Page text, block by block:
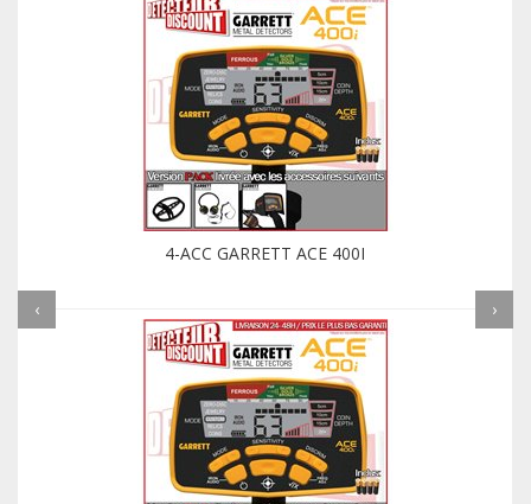
4-ACC GARRETT ACE 400I
‹ ›